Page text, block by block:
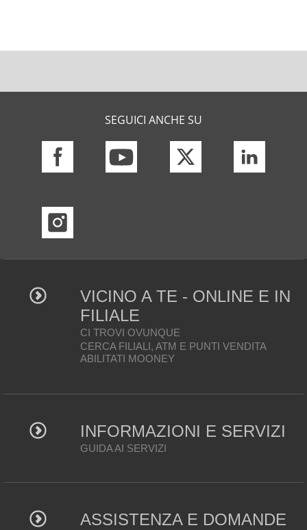
SEGUICI ANCHE SU
VICINO A TE - ONLINE E IN
FILIALE
CI TROVI OVUNQUE
CERCA FILIALI, ATM E PUNTI VENDITA
ABILITATI MOONEY
INFORMAZIONI E SERVIZI
GUIDA AI SERVIZI
ASSISTENZA E DOMANDE